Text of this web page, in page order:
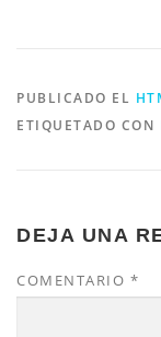
PUBLICADO EL
ETIQUETADO CON
DEJA UNA
COMENTARIO *